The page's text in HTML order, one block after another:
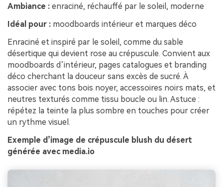
Ambiance : enraciné, réchauffé par le soleil, moderne
Idéal pour : moodboards intérieur et marques déco
Enraciné et inspiré par le soleil, comme du sable
désertique qui devient rose au crépuscule. Convient aux
moodboards d’intérieur, pages catalogues et branding
déco cherchant la douceur sans excès de sucré. À
associer avec tons bois noyer, accessoires noirs mats, et
neutres texturés comme tissu boucle ou lin. Astuce :
répétez la teinte la plus sombre en touches pour créer
un rythme visuel.
Exemple d’image de crépuscule blush du désert
générée avec media.io
à l’infini. 100 %
gratuit!
Créer Gratuitement
→